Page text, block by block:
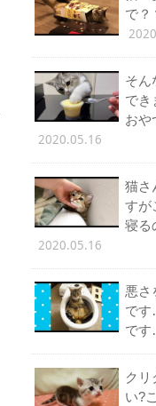
で？
そん
でき
おや
2020.05.16
猫さ
すが
寝る
2020.05.16
悪さ
です
で
クリ
い?